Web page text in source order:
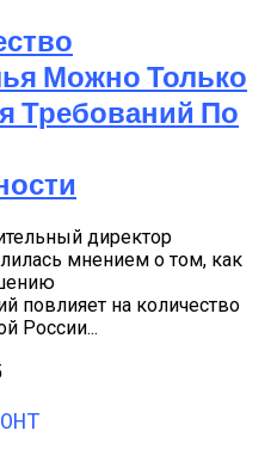
Можно Только
Требований По
директор
мнением о том, как
повлияет на количество
России...